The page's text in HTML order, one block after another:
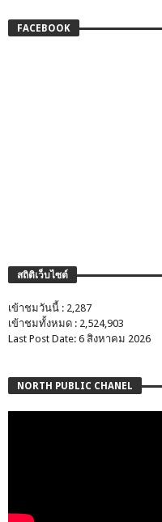
FACEBOOK
สถิติเว็บไซต์
เข้าชมวันนี้ : 2,287
เข้าชมทั้งหมด : 2,524,903
Last Post Date: 6 สิงหาคม 2026
NORTH PUBLIC CHANEL